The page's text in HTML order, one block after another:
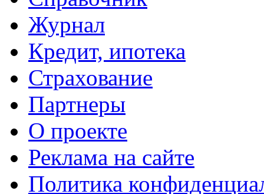
Журнал
Кредит, ипотека
Страхование
Партнеры
O проекте
Реклама на сайте
Политика